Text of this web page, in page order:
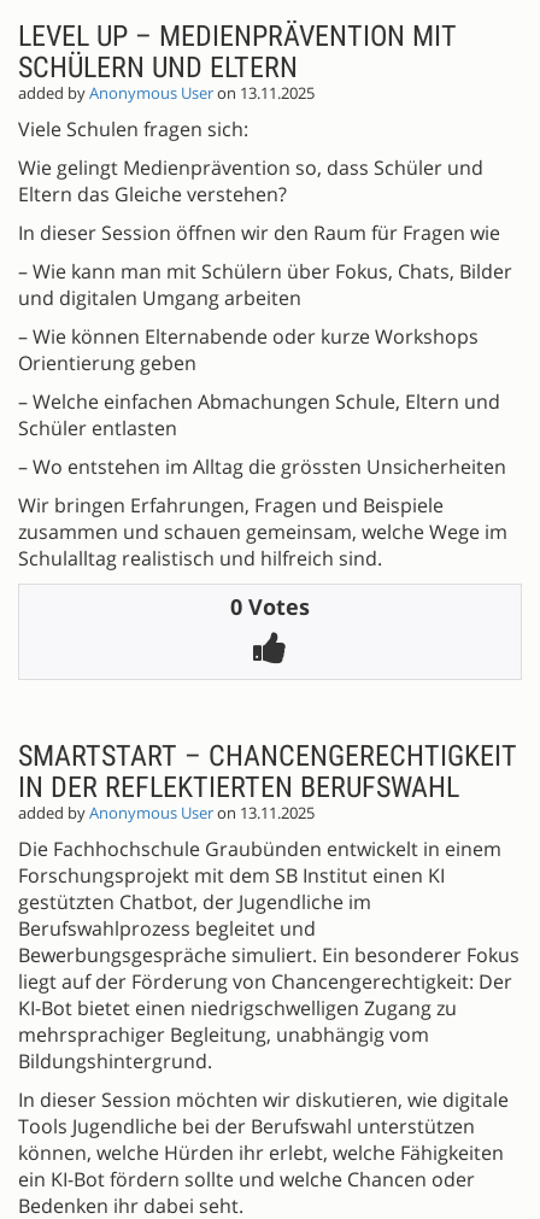
LEVEL UP – MEDIENPRÄVENTION MIT
SCHÜLERN UND ELTERN
added byAnonymous Useron 13.11.2025
Viele Schulen fragen sich:
Wie gelingt Medienprävention so, dass Schüler und
Eltern das Gleiche verstehen?
In dieser Session öffnen wir den Raum für Fragen wie
– Wie kann man mit Schülern über Fokus, Chats, Bilder
und digitalen Umgang arbeiten
– Wie können Elternabende oder kurze Workshops
Orientierung geben
– Welche einfachen Abmachungen Schule, Eltern und
Schüler entlasten
– Wo entstehen im Alltag die grössten Unsicherheiten
Wir bringen Erfahrungen, Fragen und Beispiele
zusammen und schauen gemeinsam, welche Wege im
Schulalltag realistisch und hilfreich sind.
0 Votes
SMARTSTART – CHANCENGERECHTIGKEIT
IN DER REFLEKTIERTEN BERUFSWAHL
added byAnonymous Useron 13.11.2025
Die Fachhochschule Graubünden entwickelt in einem
Forschungsprojekt mit dem SB Institut einen KI
gestützten Chatbot, der Jugendliche im
Berufswahlprozess begleitet und
Bewerbungsgespräche simuliert. Ein besonderer Fokus
liegt auf der Förderung von Chancengerechtigkeit: Der
KI-Bot bietet einen niedrigschwelligen Zugang zu
mehrsprachiger Begleitung, unabhängig vom
Bildungshintergrund.
In dieser Session möchten wir diskutieren, wie digitale
Tools Jugendliche bei der Berufswahl unterstützen
können, welche Hürden ihr erlebt, welche Fähigkeiten
ein KI-Bot fördern sollte und welche Chancen oder
Bedenken ihr dabei seht.